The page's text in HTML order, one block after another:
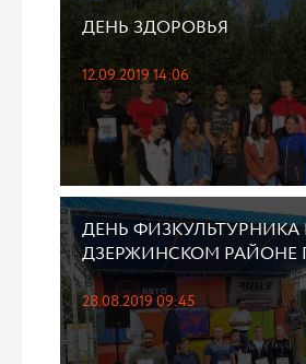
ДЕНЬ ЗДОРОВЬЯ
12.09.2019 14:06
ДЕНЬ ФИЗКУЛЬТУРНИКА
ДЗЕРЖИНСКОМ РАЙОНЕ
28.08.2019 09:45